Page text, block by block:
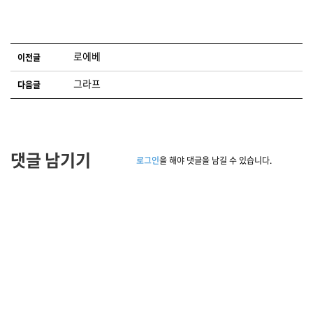
글 네비게이션
이전글 로에베
다음글 그라프
댓글 남기기 로그인을 해야 댓글을 남길 수 있습니다.